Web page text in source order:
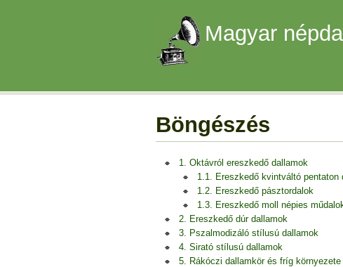
Magyar
Böngészés
1. Oktávról ereszkedő dallamok
1.1. Ereszkedő kvintváltó pentaton
1.2. Ereszkedő pásztordalok
1.3. Ereszkedő moll népies
2. Ereszkedő dúr dallamok
3. Pszalmodizáló stílusú dallamok
4. Sirató stílusú dallamok
5. Rákóczi dallamkör és fríg környezete